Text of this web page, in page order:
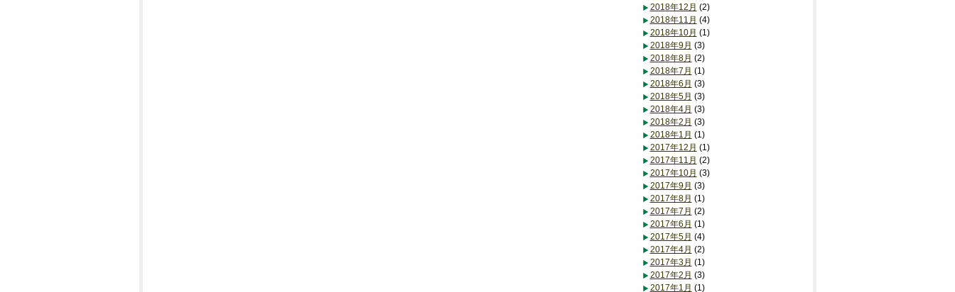
2018年12月 (2)
2018年11月 (4)
2018年10月 (1)
2018年9月 (3)
2018年8月 (2)
2018年7月 (1)
2018年6月 (3)
2018年5月 (3)
2018年4月 (3)
2018年2月 (3)
2018年1月 (1)
2017年12月 (1)
2017年11月 (2)
2017年10月 (3)
2017年9月 (3)
2017年8月 (1)
2017年7月 (2)
2017年6月 (1)
2017年5月 (4)
2017年4月 (2)
2017年3月 (1)
2017年2月 (3)
2017年1月 (1)